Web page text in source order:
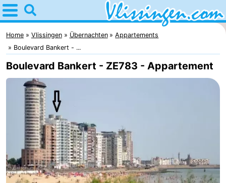
Home
Vlissingen
Tipps
Für
kindern
Übernachten
Appartements
Martina
Campingplätze
Home Vlissingen Übernachten
Appartements
Boulevard Bankert - ...
Boulevard Bankert - ZE783 - Appartement